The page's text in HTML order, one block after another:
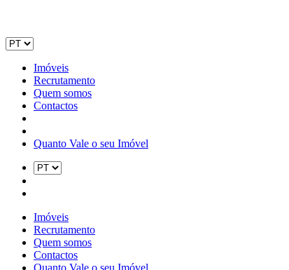
Imóveis
Recrutamento
Quem somos
Contactos
Quanto Vale o seu Imóvel
Imóveis
Recrutamento
Quem somos
Contactos
Quanto Vale o seu Imóvel